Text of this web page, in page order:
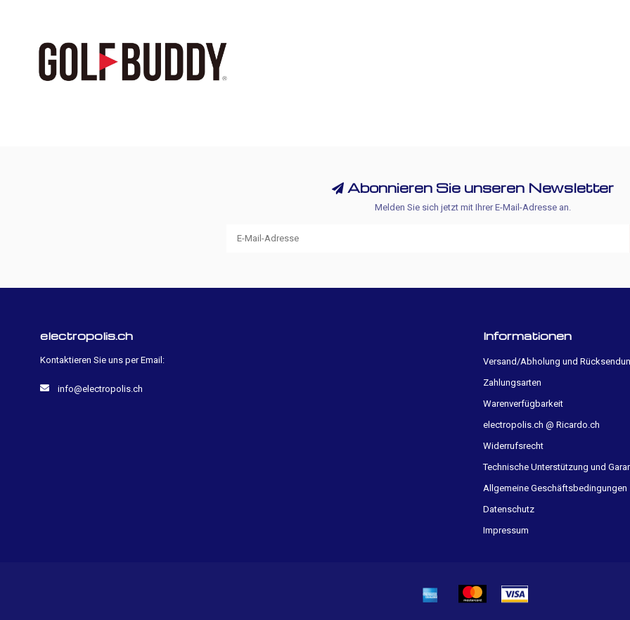
Abonnieren Sie unseren Newsletter
Melden Sie sich jetzt mit Ihrer E-Mail-Adresse an.
electropolis.ch
Kontaktieren Sie uns per Email:
info@electropolis.ch
Informationen
Versand/Abholung und
Zahlungsarten
Warenverfügbarkeit
electropolis.ch @ Ricardo.ch
Widerrufsrecht
Technische Unterstützung und
Allgemeine Geschäftsbedingungen
Datenschutz
Impressum